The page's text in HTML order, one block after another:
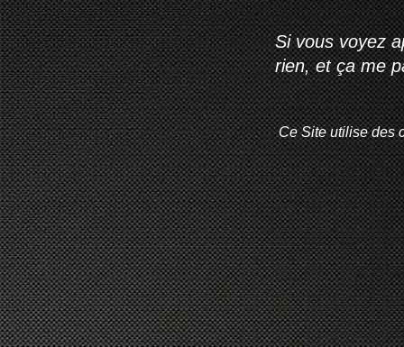
Si vous voyez
rien, et ça me
Ce Site utilise des